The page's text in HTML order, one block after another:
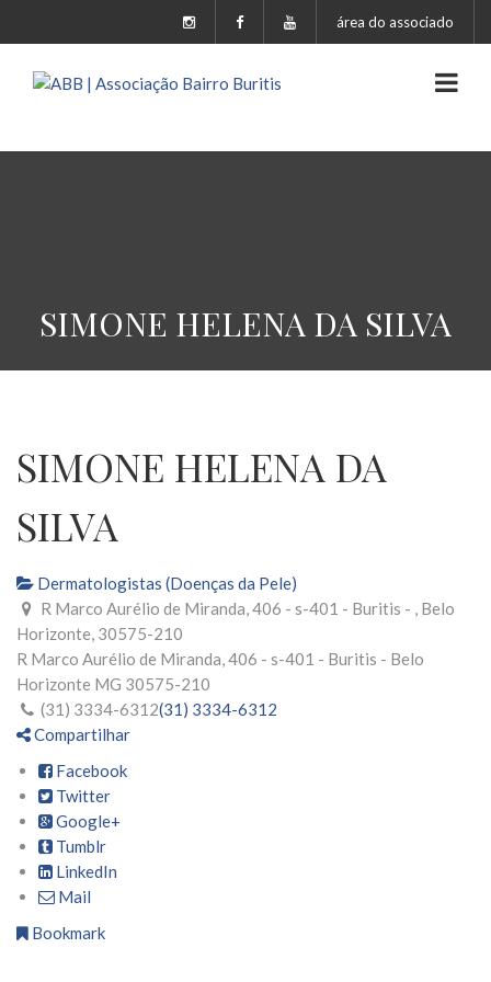
área do associado
SIMONE HELENA DA SILVA
SIMONE HELENA DA
SILVA
Dermatologistas (Doenças da Pele)
R Marco Aurélio de Miranda, 406 - s-401 - Buritis - , Belo
Horizonte, 30575-210
R Marco Aurélio de Miranda, 406 - s-401 - Buritis - Belo
Horizonte MG 30575-210
(31) 3334-6312(31) 3334-6312
Compartilhar
Facebook
Twitter
Google+
Tumblr
LinkedIn
Mail
Bookmark